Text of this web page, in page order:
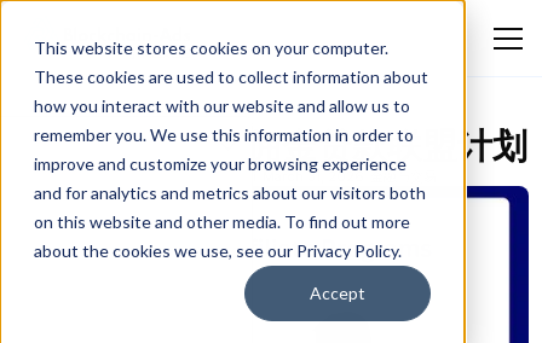
This website stores cookies on your computer.
These cookies are used to collect information about
how you interact with our website and allow us to
remember you. We use this information in order to
improve and customize your browsing experience
and for analytics and metrics about our visitors both
on this website and other media. To find out more
about the cookies we use, see our Privacy Policy.
Accept
2025年十大高佣金贷款联盟计划
Emmanuella Oluwafemi March 31, 2026